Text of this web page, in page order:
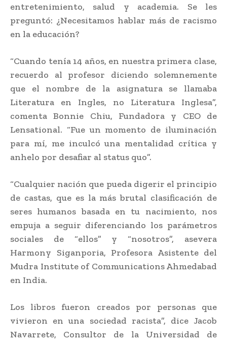
entretenimiento, salud y academia. Se les
preguntó: ¿Necesitamos hablar más de racismo
en la educación?
“Cuando tenía 14 años, en nuestra primera clase,
recuerdo al profesor diciendo solemnemente
que el nombre de la asignatura se llamaba
Literatura en Ingles, no Literatura Inglesa”,
comenta Bonnie Chiu, Fundadora y CEO de
Lensational. “Fue un momento de iluminación
para mí, me inculcó una mentalidad crítica y
anhelo por desafiar al status quo”.
“Cualquier nación que pueda digerir el principio
de castas, que es la más brutal clasificación de
seres humanos basada en tu nacimiento, nos
empuja a seguir diferenciando los parámetros
sociales de “ellos” y “nosotros”, asevera
Harmony Siganporia, Profesora Asistente del
Mudra Institute of Communications Ahmedabad
en India.
Los libros fueron creados por personas que
vivieron en una sociedad racista”, dice Jacob
Navarrete, Consultor de la Universidad de